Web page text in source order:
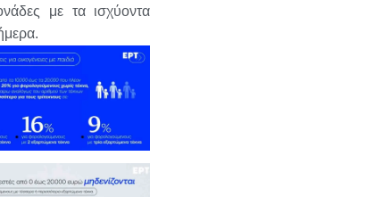
με τα ισχύοντα